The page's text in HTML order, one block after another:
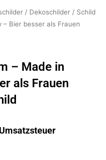
/ Dekoschilder / Schild
Bier besser als Frauen
– Made in
als Frauen